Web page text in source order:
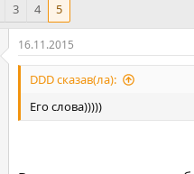
3 4 5
16.11.2015
DDD сказав(ла):
Его слова)))))